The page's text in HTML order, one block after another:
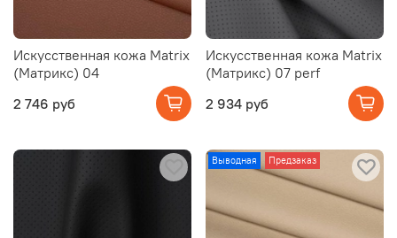
Искусственная кожа Matrix
(Матрикс) 04
2 746 руб
Искусственная кожа Matrix
(Матрикс) 07 perf
2 934 руб
Выводная Предзаказ